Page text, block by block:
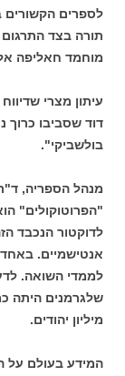
לספרים הקשורים
תורה בצד
מוחמד חאליפה אל
עיתון מצרי
דוד שסביבו כרוך
בולשביקי".
מנהל הספריה, ד"ר
"הפרוטוקולים"
לדוקטור הנכבד
אנטישמיים.
לממדי השואה.
מיליון יהודים.
המידע בעולם על